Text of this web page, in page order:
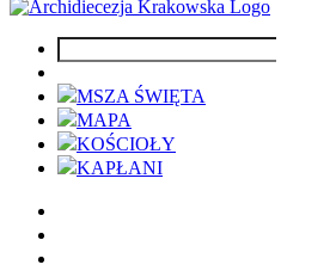
MSZA ŚWIĘTA
MAPA
KOŚCIOŁY
KAPŁANI